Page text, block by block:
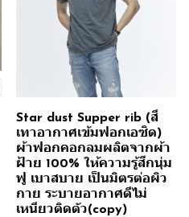
Star dust Supper rib (สี
เทาอากาศเข้มฟอกเอซิด)
ผ้าฟอกคอกลมผลิตจากผ้า
ฝ้าย 100% ให้ความรู้สึกนุ่ม
ฟู เบาสบาย เป็นมิตรต่อผิว
กาย ระบายอากาศดีไม่
เหนียวติดตัว(copy)